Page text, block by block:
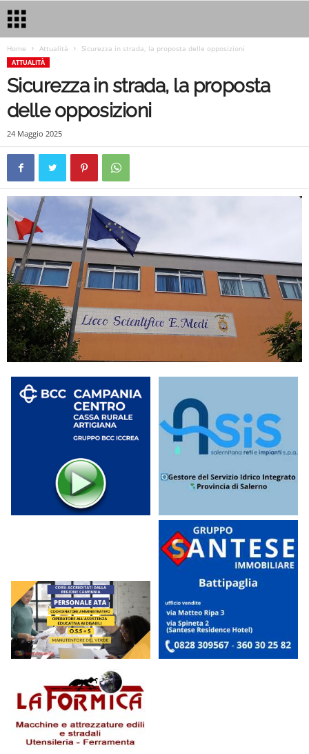
Home Attualità Sicurezza in strada, la proposta delle opposizioni
ATTUALITÀ
Sicurezza in strada, la proposta
delle opposizioni
24 Maggio 2025